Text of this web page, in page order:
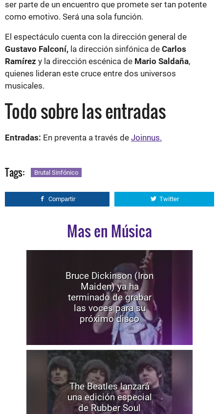
ser parte de un encuentro que promete ser tan potente
como emotivo. Será una sola función.
El espectáculo cuenta con la dirección general de
Gustavo Falconí, la dirección sinfónica de Carlos
Ramírez y la dirección escénica de Mario Saldaña,
quienes lideran este cruce entre dos universos
musicales.
Todo sobre las entradas
Entradas: En preventa a través de Joinnus.
Tags: Brutal Sinfónico
Compartir Twitter
Mas en Música
Bruce Dickinson (Iron
Maiden) ya ha
terminado de grabar
las voces para su
próximo disco
The Beatles lanzará
una edición especial
de Rubber Soul